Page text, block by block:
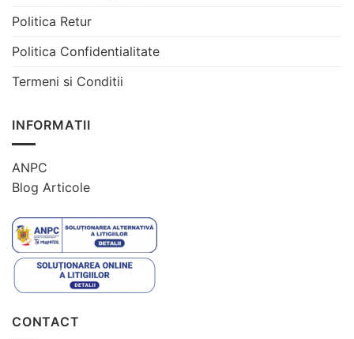
Politica Retur
Politica Confidentialitate
Termeni si Conditii
INFORMATII
ANPC
Blog Articole
CONTACT